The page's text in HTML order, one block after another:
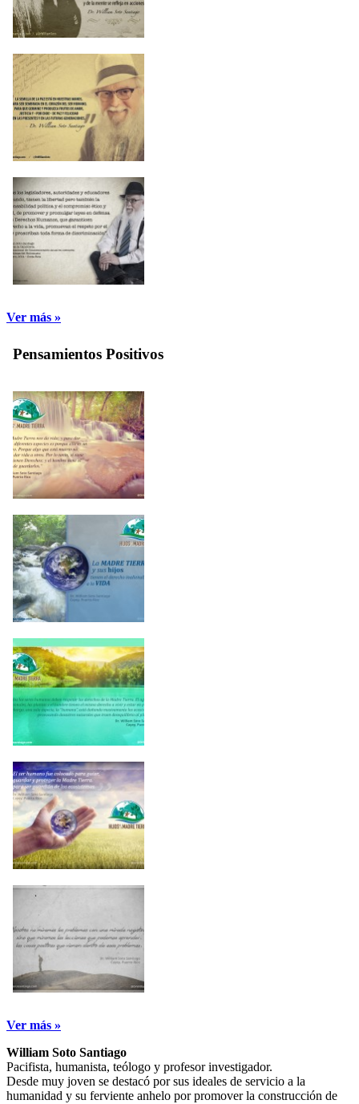
Ver más »
Pensamientos Positivos
Ver más »
William Soto Santiago
Pacifista, humanista, teólogo y profesor investigador.
Desde muy joven se destacó por sus ideales de servicio a la
humanidad y su ferviente anhelo por promover la construcción de